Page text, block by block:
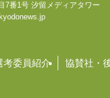
7番1号 汐留メディアタワー
考委員紹介 協賛社・